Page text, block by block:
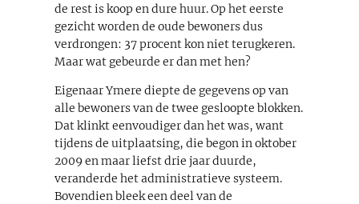
de rest is koop en dure huur. Op het eerste
gezicht worden de oude bewoners dus
verdrongen: 37 procent kon niet terugkeren.
Maar wat gebeurde er dan met hen?
Eigenaar Ymere diepte de gegevens op van
alle bewoners van de twee gesloopte blokken.
Dat klinkt eenvoudiger dan het was, want
tijdens de uitplaatsing, die begon in oktober
2009 en maar liefst drie jaar duurde,
veranderde het administratieve systeem.
Bovendien bleek een deel van de